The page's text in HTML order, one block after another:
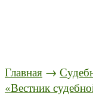
Главная →
«Вестник